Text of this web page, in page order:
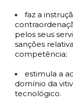
faz a
pelos seus
sanções
competência;
estimula a
domínio da
tecnológico.